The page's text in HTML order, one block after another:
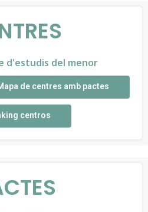
d'estudis del menor
de centres amb pactes
centros